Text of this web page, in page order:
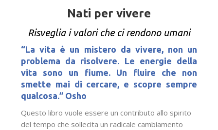
Nati per vivere
Risveglia i valori che ci rendono umani
“La vita è un mistero da vivere, non un
problema da risolvere. Le energie della
vita sono un fiume. Un fluire che non
smette mai di cercare, e scopre sempre
qualcosa.” Osho
Questo libro vuole essere un contributo allo spirito
del tempo che sollecita un radicale cambiamento